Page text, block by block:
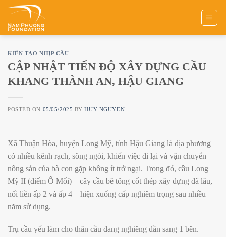
Skip
content
KIẾN TẠO NHỊP CẦU
CẬP NHẬT TIẾN ĐỘ XÂY DỰNG CẦU
KHANG THÀNH AN, HẬU GIANG
POSTED ON 05/05/2025 BYHUY NGUYEN
Xã Thuận Hòa, huyện Long Mỹ, tỉnh Hậu Giang là địa phương
có nhiều kênh rạch, sông ngòi, khiến việc đi lại và vận chuyển
nông sản của bà con gặp không ít trở ngại. Trong đó, cầu Long
Mỹ II (điểm Ổ Mối) – cây cầu bê tông cốt thép xây dựng đã lâu,
nối liền ấp 2 và ấp 4 – hiện xuống cấp nghiêm trọng sau nhiều
năm sử dụng.
Trụ cầu yếu làm cho thân cầu đang nghiêng dần sang 1 bên.